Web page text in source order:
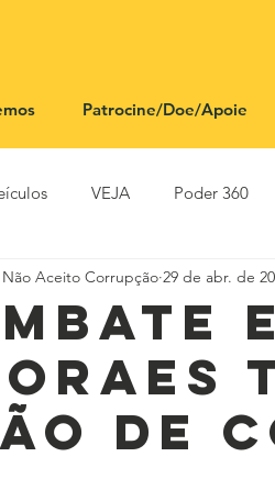
Patrocine/Doe/Apoie
VEJA Poder 360
SBT News Rádio
de
Aceito Corrupção 29 de abr. de